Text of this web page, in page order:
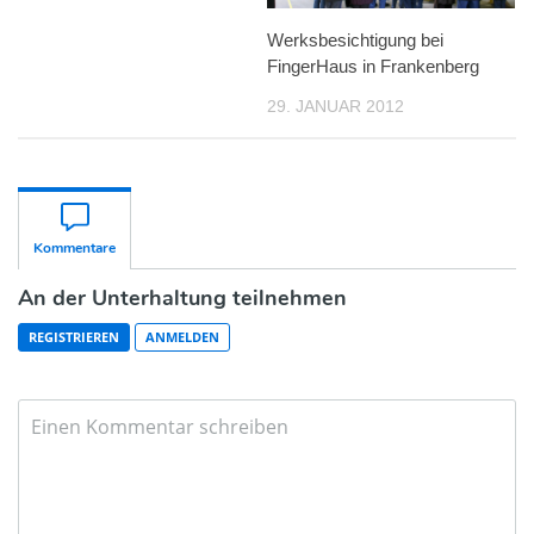
Werksbesichtigung bei
FingerHaus in Frankenberg
29. JANUAR 2012